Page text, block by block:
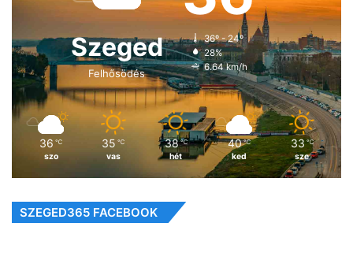
Szeged
Felhősödés
36º - 24º
28%
6.64 km/h
36 ℃
szo
35 ℃
vas
38 ℃
hét
40 ℃
ked
33 ℃
sze
SZEGED365 FACEBOOK